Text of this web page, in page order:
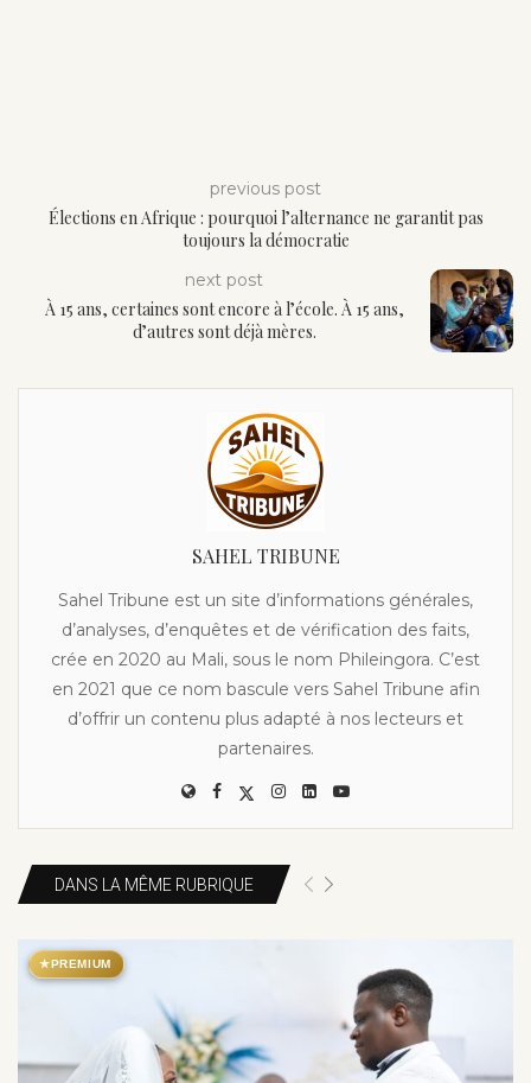
previous post
Élections en Afrique : pourquoi l’alternance ne garantit pas
toujours la démocratie
next post
À 15 ans, certaines sont encore à l’école. À 15 ans,
d’autres sont déjà mères.
SAHEL TRIBUNE
Sahel Tribune est un site d’informations générales,
d’analyses, d’enquêtes et de vérification des faits,
crée en 2020 au Mali, sous le nom Phileingora. C’est
en 2021 que ce nom bascule vers Sahel Tribune afin
d’offrir un contenu plus adapté à nos lecteurs et
partenaires.
DANS LA MÊME RUBRIQUE
★ PREMIUM